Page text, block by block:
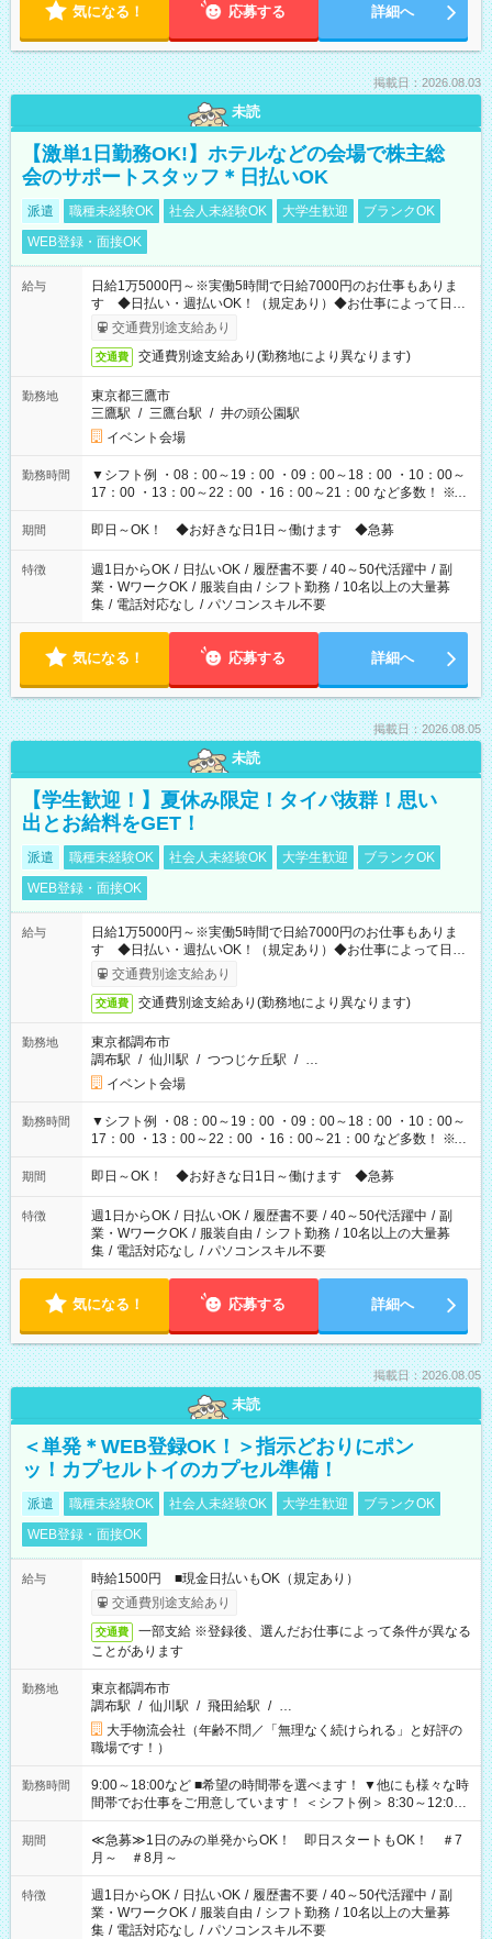
気になる！ 応募する 詳細へ
掲載日：2026.08.03
未読
【激単1日勤務OK!】ホテルなどの会場で株主総
会のサポートスタッフ＊日払いOK
派遣 職種未経験OK 社会人未経験OK 大学生歓迎
ブランクOK
WEB登録・面接OK
給与
日給1万5000円～※実働5時間で日給7000円のお仕事もありま
す ◆日払い・週払いOK！（規定あり）◆お仕事によって日給
も異なります
交通費別途支給あり
交通費 交通費別途支給あり(勤務地により異なります)
勤務地
東京都三鷹市
三鷹駅 / 三鷹台駅 / 井の頭公園駅
イベント会場
勤務時間
▼シフト例 ・08：00～19：00 ・09：00～18：00 ・10：00～
17：00 ・13：00～22：00 ・16：00～21：00 など多数！ ※お
仕事により勤務時間が異なります
期間 即日～OK！ ◆お好きな日1日～働けます ◆急募
特徴 週1日からOK / 日払いOK / 履歴書不要 / 40～50代活躍中 / 副
業・WワークOK / 服装自由 / シフト勤務 / 10名以上の大量募
集 / 電話対応なし / パソコンスキル不要
気になる！ 応募する 詳細へ
掲載日：2026.08.05
未読
【学生歓迎！】夏休み限定！タイパ抜群！思い
出とお給料をGET！
派遣 職種未経験OK 社会人未経験OK 大学生歓迎
ブランクOK
WEB登録・面接OK
給与
日給1万5000円～※実働5時間で日給7000円のお仕事もありま
す ◆日払い・週払いOK！（規定あり）◆お仕事によって日給
も異なります
交通費別途支給あり
交通費 交通費別途支給あり(勤務地により異なります)
勤務地
東京都調布市
調布駅 / 仙川駅 / つつじケ丘駅 / …
イベント会場
勤務時間
▼シフト例 ・08：00～19：00 ・09：00～18：00 ・10：00～
17：00 ・13：00～22：00 ・16：00～21：00 など多数！ ※お
仕事により勤務時間が異なります
期間 即日～OK！ ◆お好きな日1日～働けます ◆急募
特徴 週1日からOK / 日払いOK / 履歴書不要 / 40～50代活躍中 / 副
業・WワークOK / 服装自由 / シフト勤務 / 10名以上の大量募
集 / 電話対応なし / パソコンスキル不要
気になる！ 応募する 詳細へ
掲載日：2026.08.05
未読
＜単発＊WEB登録OK！＞指示どおりにポン
ッ！カプセルトイのカプセル準備！
派遣 職種未経験OK 社会人未経験OK 大学生歓迎
ブランクOK
WEB登録・面接OK
給与
時給1500円 ■現金日払いもOK（規定あり）
交通費別途支給あり
交通費
一部支給 ※登録後、選んだお仕事によって条件が異なる
ことがあります
勤務地
東京都調布市
調布駅 / 仙川駅 / 飛田給駅 / …
大手物流会社（年齢不問／「無理なく続けられる」と好評の
職場です！）
勤務時間
9:00～18:00など ■希望の時間帯を選べます！ ▼他にも様々な時
間帯でお仕事をご用意しています！ ＜シフト例＞ 8:30～12:00
17:00～22:00 13:00～22:00 22:00～翌6:00 など
期間
≪急募≫1日のみの単発からOK！ 即日スタートもOK！ ＃7
月～ ＃8月～
特徴 週1日からOK / 日払いOK / 履歴書不要 / 40～50代活躍中 / 副
業・WワークOK / 服装自由 / シフト勤務 / 10名以上の大量募
集 / 電話対応なし / パソコンスキル不要